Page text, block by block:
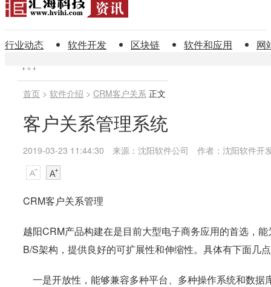
行业动态 软件开发 区块链 软件和应用 网
首页 > 软件介绍 > CRM客户关系 正文
客户关系管理系统
2019-03-23 11:44:30 来源：沈阳软件公司 作者：沈阳软件开
CRM客户关系管理
越阳CRM产品构建在是目前大型电子商务应用的首选，
B/S架构，提供良好的可扩展性和伸缩性。具体有下面几
一是开放性，能够兼容多种平台、多种操作系统和数据